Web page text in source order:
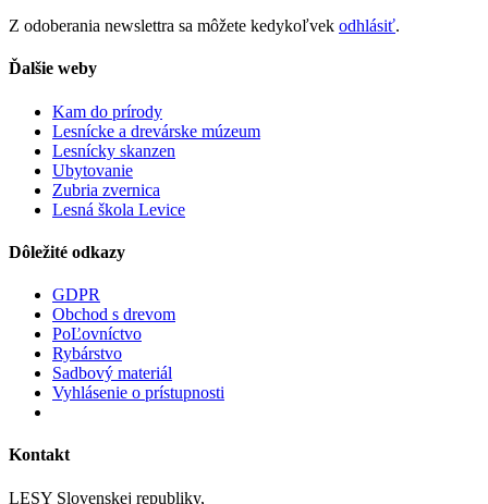
Z odoberania newslettra sa môžete kedykoľvek odhlásiť.
Ďalšie weby
Kam do prírody
Lesnícke a drevárske múzeum
Lesnícky skanzen
Ubytovanie
Zubria zvernica
Lesná škola Levice
Dôležité odkazy
GDPR
Obchod s drevom
PoĽovníctvo
Rybárstvo
Sadbový materiál
Vyhlásenie o prístupnosti
Kontakt
LESY Slovenskej republiky,